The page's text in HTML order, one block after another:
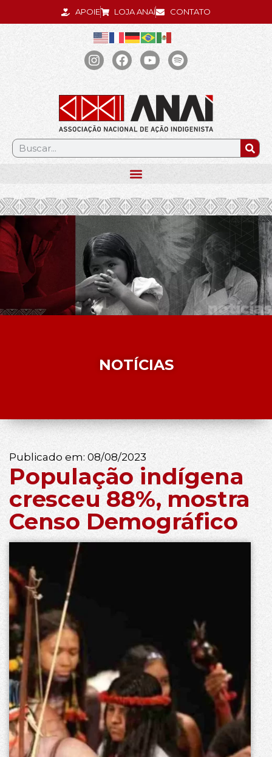
APOIE LOJA ANAÍ CONTATO
.
NOTÍCIAS
Publicado em: 08/08/2023
População indígena
cresceu 88%, mostra
Censo Demográfico